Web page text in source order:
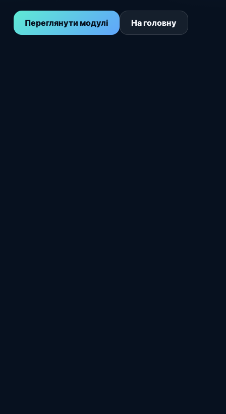
Переглянути модулі На головну